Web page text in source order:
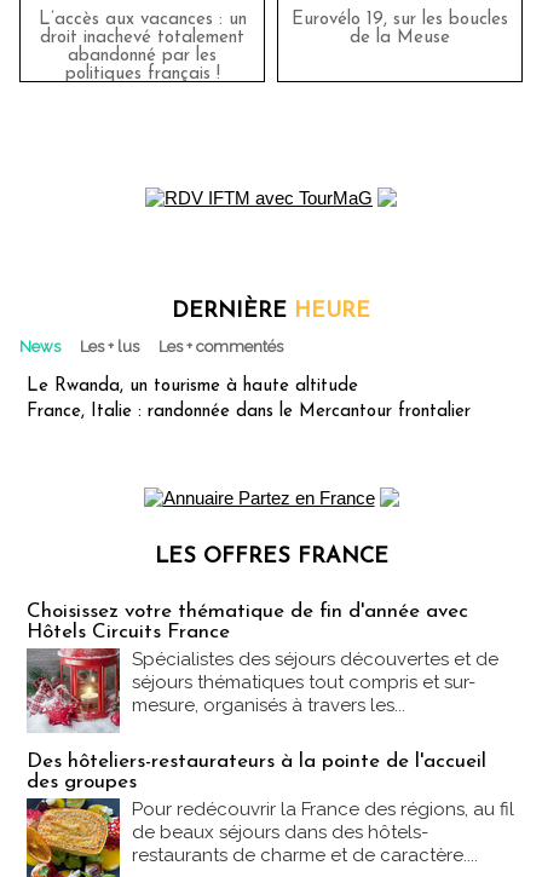
L’accès aux vacances : un
droit inachevé totalement
abandonné par les
politiques français !
Eurovélo 19, sur les boucles
de la Meuse
DERNIÈRE HEURE
News Les + lus Les + commentés
Le Rwanda, un tourisme à haute altitude
France, Italie : randonnée dans le Mercantour frontalier
LES OFFRES FRANCE
Choisissez votre thématique de fin d'année avec
Hôtels Circuits France
Spécialistes des séjours découvertes et de
séjours thématiques tout compris et sur-
mesure, organisés à travers les...
Des hôteliers-restaurateurs à la pointe de l'accueil
des groupes
Pour redécouvrir la France des régions, au fil
de beaux séjours dans des hôtels-
restaurants de charme et de caractère....